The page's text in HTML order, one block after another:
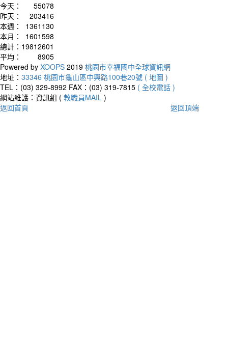
今天：
55078
昨天：
203416
本週：
1361130
本月：
1601598
總計： 19812601
平均：
8905
Powered by XOOPS 2019 桃園市幸福國中全球資訊網
地址： 33346 桃園市龜山區中興路100巷20號 ( 地圖 )
TEL：(03) 329-8992 FAX：(03) 319-7815 ( 全校電話 )
網站維護：資訊組 ( 教職員MAIL )
返回首頁
返回頂端